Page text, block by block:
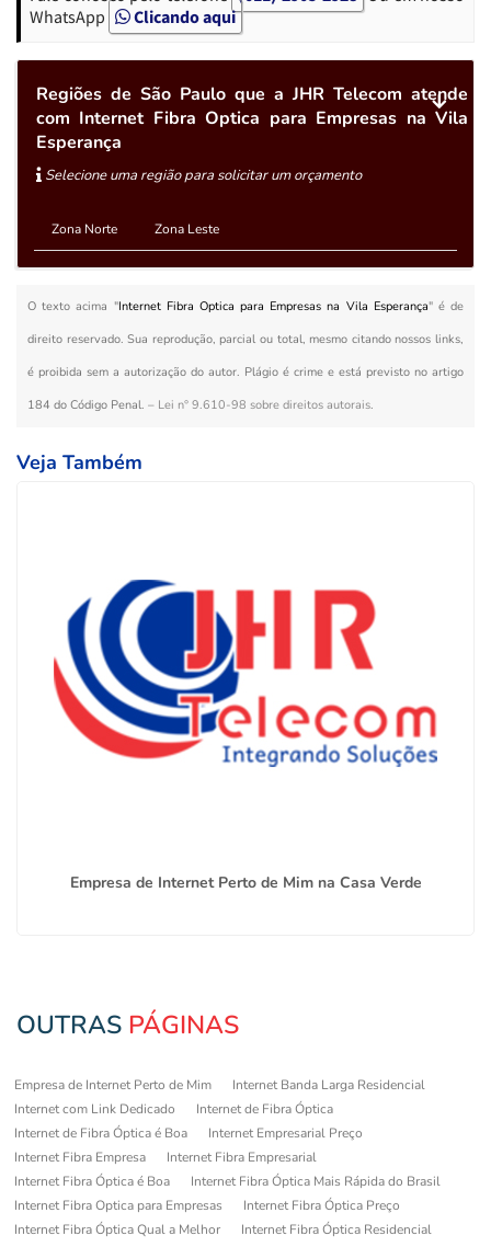
WhatsApp
Clicando aqui
Regiões de São Paulo que a JHR Telecom atende
com Internet Fibra Optica para Empresas na Vila
Esperança
Selecione uma região para solicitar um orçamento
Zona Norte Zona Leste
O texto acima "Internet Fibra Optica para Empresas na Vila Esperança" é de
direito reservado. Sua reprodução, parcial ou total, mesmo citando nossos links,
é proibida sem a autorização do autor. Plágio é crime e está previsto no artigo
184 do Código Penal. – Lei n° 9.610-98 sobre direitos autorais.
Veja Também
Empresa de Internet Perto de Mim na Casa Verde
OUTRAS PÁGINAS
Empresa de Internet Perto de Mim
Internet Banda Larga Residencial
Internet com Link Dedicado
Internet de Fibra Óptica
Internet de Fibra Óptica é Boa
Internet Empresarial Preço
Internet Fibra Empresa
Internet Fibra Empresarial
Internet Fibra Óptica é Boa
Internet Fibra Óptica Mais Rápida do Brasil
Internet Fibra Optica para Empresas
Internet Fibra Óptica Preço
Internet Fibra Óptica Qual a Melhor
Internet Fibra Óptica Residencial